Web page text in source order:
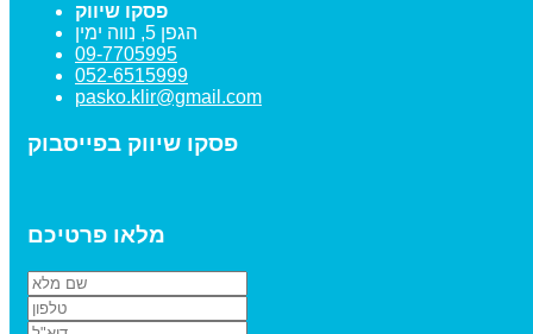
פסקו שיווק
הגפן 5, נווה ימין
09-7705995
052-6515999
pasko.klir@gmail.com
פסקו שיווק בפייסבוק
מלאו פרטיכם